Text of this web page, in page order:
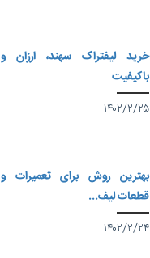
خرید لیفتراک سهند، ارزان و
باکیفیت
۱۴۰۲/۲/۲۵
بهترین روش برای تعمیرات و
قطعات لیف...
۱۴۰۲/۲/۲۴